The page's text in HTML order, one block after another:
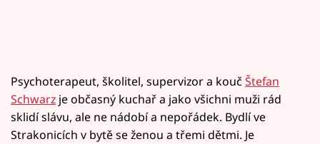
Psychoterapeut, školitel, supervizor a kouč Štefan
Schwarz je občasný kuchař a jako všichni muži rád
sklidí slávu, ale ne nádobí a nepořádek. Bydlí ve
Strakonicích v bytě se ženou a třemi dětmi. Je